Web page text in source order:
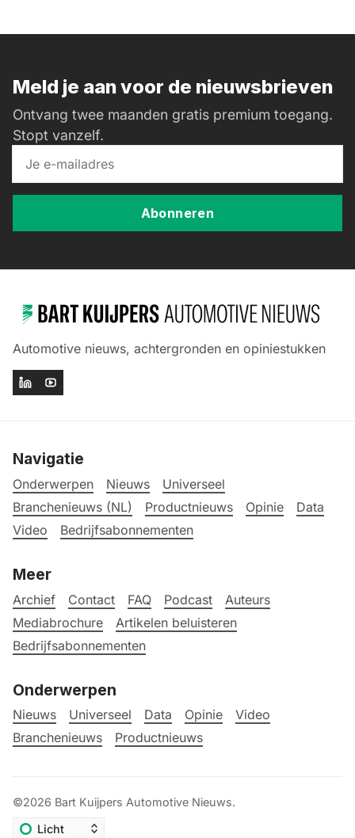
Meld je aan voor de nieuwsbrieven
Ontvang twee maanden gratis premium toegang.
Stopt vanzelf.
Abonneren
Automotive nieuws, achtergronden en opiniestukken
Navigatie
Onderwerpen Nieuws
Universeel
Branchenieuws (NL)
Productnieuws Opinie
Data
Video
Bedrijfsabonnementen
Meer
Archief Contact FAQ Podcast
Auteurs
Mediabrochure
Artikelen beluisteren
Bedrijfsabonnementen
Onderwerpen
Nieuws Universeel Data Opinie
Video
Branchenieuws
Productnieuws
©2026 Bart Kuijpers Automotive Nieuws.